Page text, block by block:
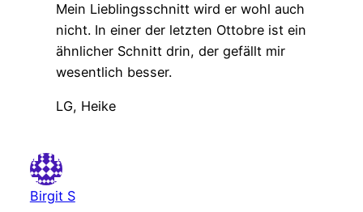
Mein Lieblingsschnitt wird er wohl auch
nicht. In einer der letzten Ottobre ist ein
ähnlicher Schnitt drin, der gefällt mir
wesentlich besser.
LG, Heike
Birgit S